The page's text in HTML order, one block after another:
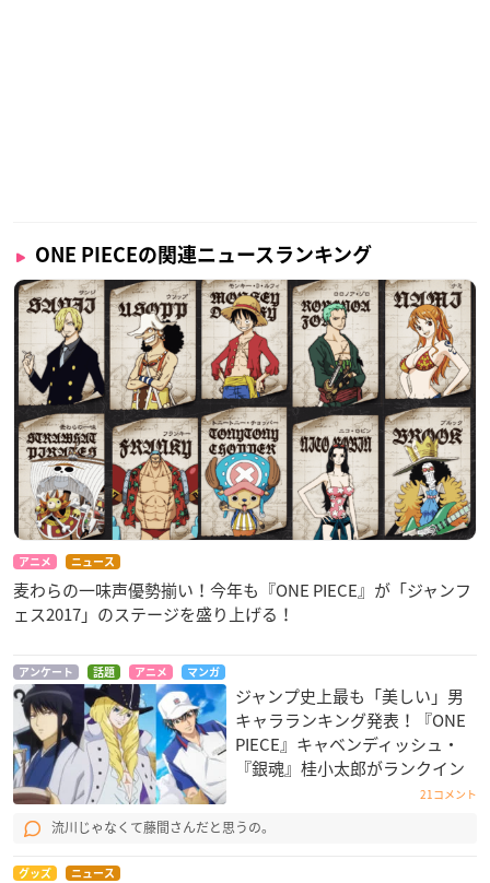
ONE PIECEの関連ニュースランキング
アニメ ニュース
麦わらの一味声優勢揃い！今年も『ONE PIECE』が「ジャンフ
ェス2017」のステージを盛り上げる！
アンケート 話題 アニメ マンガ
ジャンプ史上最も「美しい」男
キャラランキング発表！『ONE
PIECE』キャベンディッシュ・
『銀魂』桂小太郎がランクイン
21コメント
流川じゃなくて藤間さんだと思うの。
グッズ ニュース